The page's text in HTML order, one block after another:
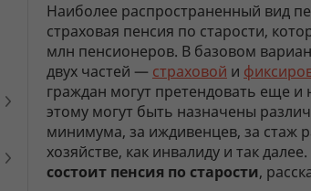
Наиболее распространенный вид
страховая пенсия по старости,
млн пенсионеров. В базовом
двух частей — страховой и
граждан могут претендовать еще и
этому могут быть назначены
минимума, за иждивенцев, за стаж
хозяйстве, как инвалиду и так
состоит пенсия по старости,